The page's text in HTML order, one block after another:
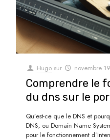
Hugo sur novembre
Comprendre le
du dns sur le
Qu’est-ce que le DNS et
DNS, ou Domain Name
pour le fonctionnement